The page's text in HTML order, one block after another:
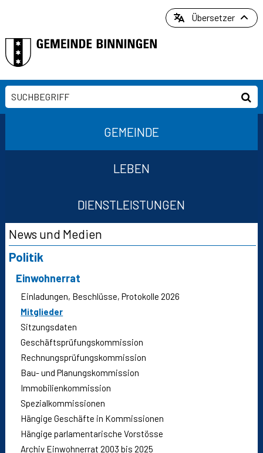
Übersetzer
GEMEINDE
LEBEN
DIENSTLEISTUNGEN
Suchformular
Suchbegriff
Subnavigation
News und Medien
Politik
Einwohnerrat
Einladungen, Beschlüsse, Protokolle 2026
Mitglieder
Sitzungsdaten
Geschäftsprüfungskommission
Rechnungsprüfungskommission
Bau- und Planungskommission
Immobilienkommission
Spezialkommissionen
Hängige Geschäfte in Kommissionen
Hängige parlamentarische Vorstösse
Archiv Einwohnerrat 2003 bis 2025